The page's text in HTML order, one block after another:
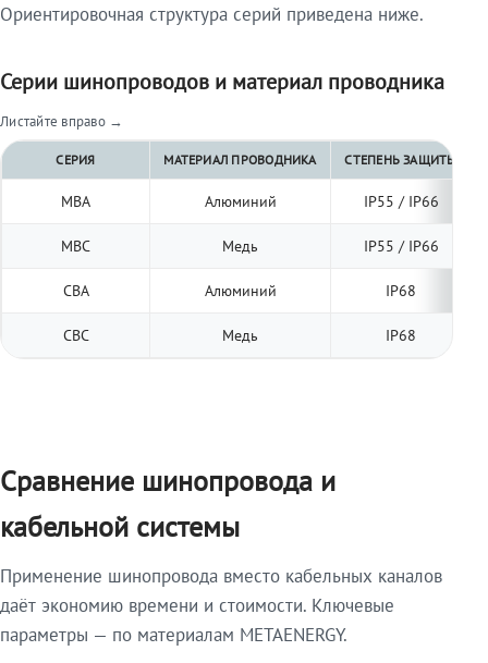
Ориентировочная структура серий приведена ниже.
Серии шинопроводов и материал проводника
Листайте вправо →
СЕРИЯ МАТЕРИАЛ ПРОВОДНИКА СТЕПЕНЬ ЗАЩИТЫ
МВА Алюминий IP55 / IP66
МВС Медь IP55 / IP66
СВА Алюминий IP68
СВС Медь IP68
Сравнение шинопровода и
кабельной системы
Применение шинопровода вместо кабельных каналов
даёт экономию времени и стоимости. Ключевые
параметры — по материалам METAENERGY.